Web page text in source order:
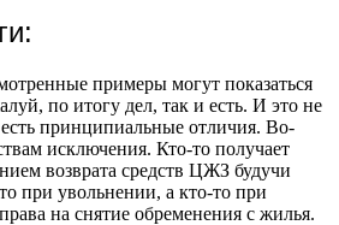
примеры могут показаться
по итогу дел, так и есть. И это не
принципиальные отличия. Во-
исключения. Кто-то получает
возврата средств ЦЖЗ будучи
при увольнении, а кто-то при
на снятие обременения с жилья.